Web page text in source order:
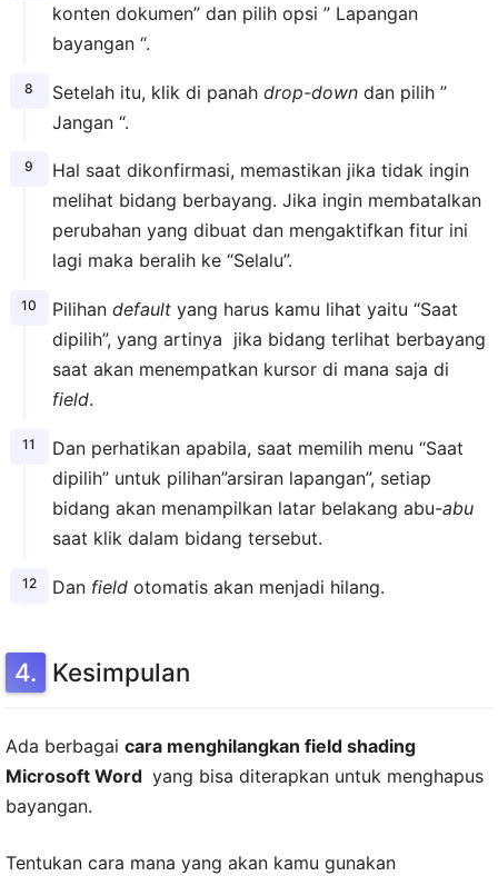
konten dokumen” dan pilih opsi ” Lapangan
bayangan “.
Setelah itu, klik di panah drop-downdan pilih ”
Jangan “.
Hal saat dikonfirmasi, memastikan jika tidak ingin
melihat bidang berbayang. Jika ingin membatalkan
perubahan yang dibuat dan mengaktifkan fitur ini
lagi maka beralih ke “Selalu”.
Pilihan defaultyang harus kamu lihat yaitu “Saat
dipilih”, yang artinya jika bidang terlihat berbayang
saat akan menempatkan kursor di mana saja di
field.
Dan perhatikan apabila, saat memilih menu “Saat
dipilih” untuk pilihan”arsiran lapangan”, setiap
bidang akan menampilkan latar belakang abu-abu
saat klik dalam bidang tersebut.
Dan fieldotomatis akan menjadi hilang.
Kesimpulan
Ada berbagai cara menghilangkan field shading
Microsoft Word yang bisa diterapkan untuk menghapus
bayangan.
Tentukan cara mana yang akan kamu gunakan